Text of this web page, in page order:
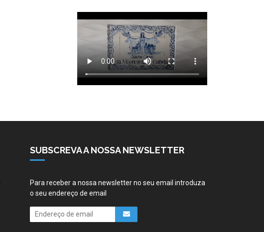
SUBSCREVA A NOSSA NEWSLETTER
Para receber a nossa newsletter no seu email introduza
o seu endereço de email